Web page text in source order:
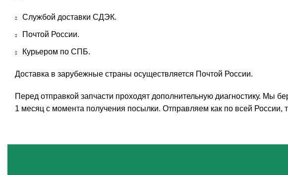
Службой доставки СДЭК.
Почтой России.
Курьером по СПБ.
Доставка в зарубежные страны осуществляется Почтой России.
Перед отправкой запчасти проходят дополнительную диагностику. Мы
1 месяц с момента получения посылки. Отправляем как по всей России,